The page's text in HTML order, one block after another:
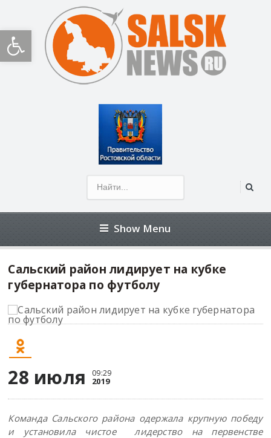
Открыть панель инструментов
Show Menu
Сальский район лидирует на кубке
губернатора по футболу
28 июля 09:29
2019
Команда Сальского района одержала крупную победу
и установила чистое лидерство на первенстве